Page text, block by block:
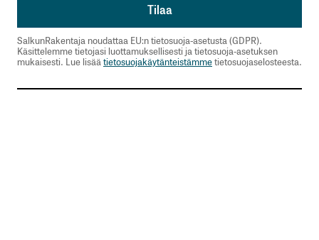
SalkunRakentaja noudattaa EU:n tietosuoja-asetusta (GDPR).
Käsittelemme tietojasi luottamuksellisesti ja tietosuoja-asetuksen
mukaisesti. Lue lisää tietosuojakäytänteistämmetietosuojaselosteesta.